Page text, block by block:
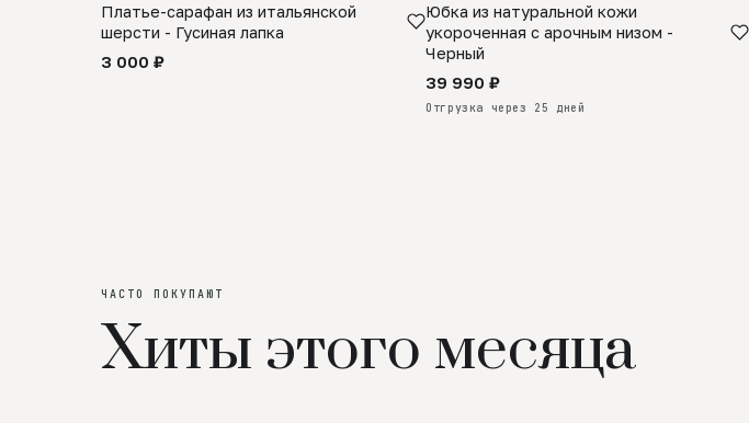
SALE
Платье-сарафан из итальянской
шерсти - Гусиная лапка
3 000 ₽
ПРЕДЗАКАЗ
Юбка из натуральной кожи
укороченная с арочным низом -
Черный
39 990 ₽
Отгрузка через 25 дней
ЧАСТО ПОКУПАЮТ
Хиты этого месяца